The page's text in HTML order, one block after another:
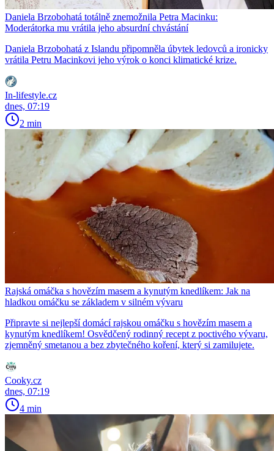
Daniela Brzobohatá totálně znemožnila Petra Macinku:
Moderátorka mu vrátila jeho absurdní chvástání
Daniela Brzobohatá z Islandu připomněla úbytek ledovců a ironicky
vrátila Petru Macinkovi jeho výrok o konci klimatické krize.
In-lifestyle.cz
dnes, 07:19
2 min
Rajská omáčka s hovězím masem a kynutým knedlíkem: Jak na
hladkou omáčku se základem v silném vývaru
Připravte si nejlepší domácí rajskou omáčku s hovězím masem a
kynutým knedlíkem! Osvědčený rodinný recept z poctivého vývaru,
zjemněný smetanou a bez zbytečného koření, který si zamilujete.
Cooky.cz
dnes, 07:19
4 min